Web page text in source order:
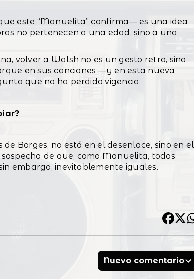
este “Manuelita” confirma— es una idea
no pertenecen a una edad, sino a una
volver a Walsh no es un gesto retro, sino
en sus canciones —y en esta nueva
que no ha perdido vigencia:
Borges, no está en el desenlace, sino en el
de que, como Manuelita, todos
embargo, inevitablemente iguales.
Nuevo comentario